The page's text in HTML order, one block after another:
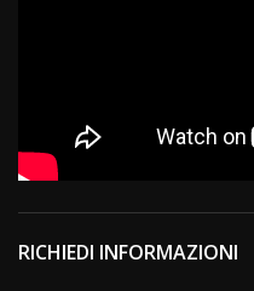
RICHIEDI INFORMAZIONI